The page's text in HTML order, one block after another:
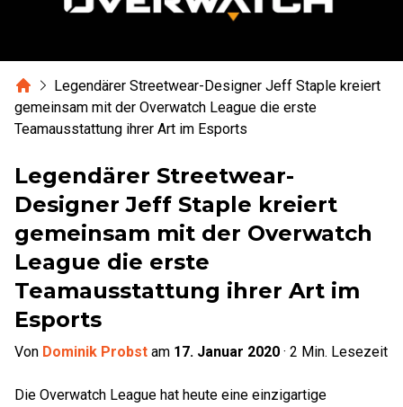
HomeLegendärer Streetwear-Designer Jeff Staple kreiert
gemeinsam mit der Overwatch League die erste
Teamausstattung ihrer Art im Esports
Legendärer Streetwear-
Designer Jeff Staple kreiert
gemeinsam mit der Overwatch
League die erste
Teamausstattung ihrer Art im
Esports
Von Dominik Probst am 17. Januar 2020 · 2 Min. Lesezeit
Die Overwatch League hat heute eine einzigartige